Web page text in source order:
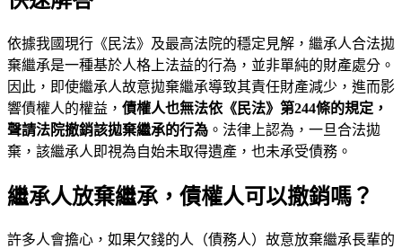
依據我國現行《民法》及最高法院的穩定見解，繼承人合法拋
棄繼承是一種基於人格上法益的行為，並非單純的財產處分。
因此，即使繼承人故意拋棄繼承導致其責任財產減少，進而影
響債權人的權益， 債權人也無法依《民法》第244條的規定，
聲請法院撤銷該拋棄繼承的行為 。法律上認為，一旦合法拋
棄，該繼承人即視為自始未取得遺產，也未承受債務。
繼承人放棄繼承，債權人可以撤銷嗎？
許多人會擔心，如果欠錢的人（債務人）故意放棄繼承長輩的